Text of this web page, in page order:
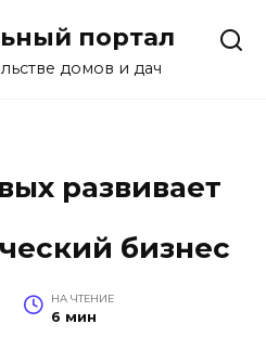
портал
домов и дач
развивает
бизнес
НА ЧТЕНИЕ
6 мин